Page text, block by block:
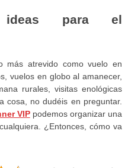
ideas para el
más atrevido como vuelo en
vuelos en globo al amanecer,
rurales, visitas enológicas
cosa, no dudéis en preguntar.
VIPpodemos organizar una
¿Entonces, cómo va